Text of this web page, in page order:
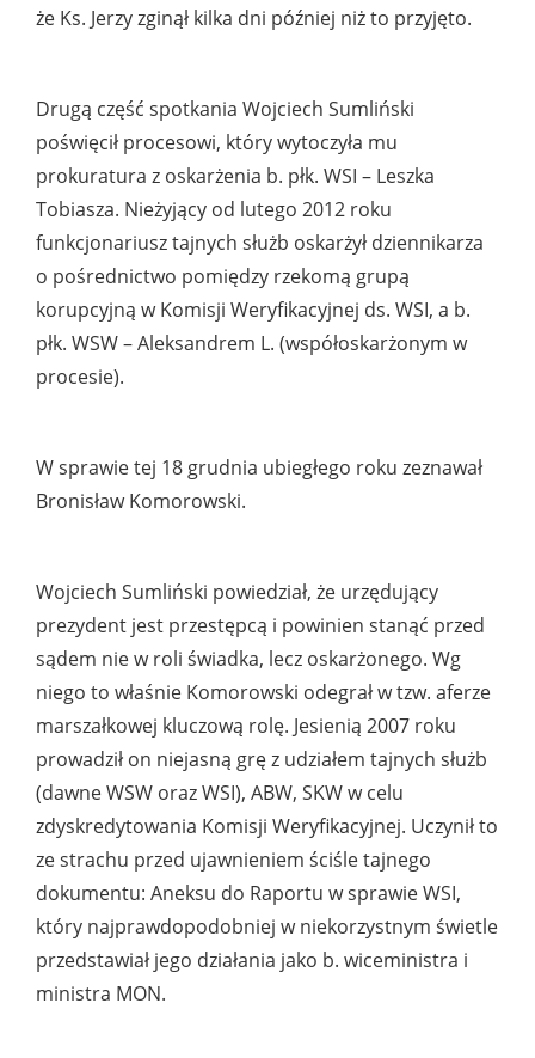
że Ks. Jerzy zginął kilka dni później niż to przyjęto.
Drugą część spotkania Wojciech Sumliński
poświęcił procesowi, który wytoczyła mu
prokuratura z oskarżenia b. płk. WSI – Leszka
Tobiasza. Nieżyjący od lutego 2012 roku
funkcjonariusz tajnych służb oskarżył dziennikarza
o pośrednictwo pomiędzy rzekomą grupą
korupcyjną w Komisji Weryfikacyjnej ds. WSI, a b.
płk. WSW – Aleksandrem L. (współoskarżonym w
procesie).
W sprawie tej 18 grudnia ubiegłego roku zeznawał
Bronisław Komorowski.
Wojciech Sumliński powiedział, że urzędujący
prezydent jest przestępcą i powinien stanąć przed
sądem nie w roli świadka, lecz oskarżonego. Wg
niego to właśnie Komorowski odegrał w tzw. aferze
marszałkowej kluczową rolę. Jesienią 2007 roku
prowadził on niejasną grę z udziałem tajnych służb
(dawne WSW oraz WSI), ABW, SKW w celu
zdyskredytowania Komisji Weryfikacyjnej. Uczynił to
ze strachu przed ujawnieniem ściśle tajnego
dokumentu: Aneksu do Raportu w sprawie WSI,
który najprawdopodobniej w niekorzystnym świetle
przedstawiał jego działania jako b. wiceministra i
ministra MON.